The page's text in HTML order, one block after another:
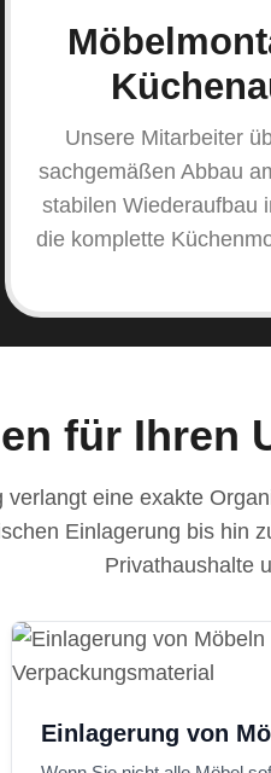
Unsere Mitarbeiter
sachgemäßen Abbau
stabilen Wiederaufbau
die komplette
für Ihren
eine exakte
Einlagerung bis hin
Privathaushalte
Einlagerung von